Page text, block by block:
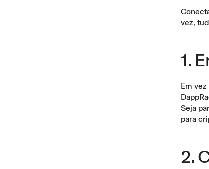
vez,
1.
Em
Seja
para
2.